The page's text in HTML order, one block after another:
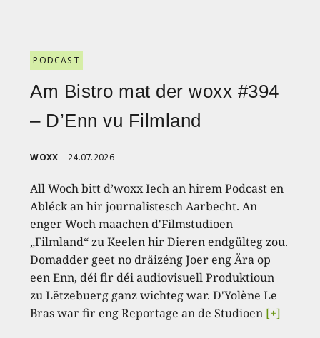
PODCAST
Am Bistro mat der woxx #394
– D’Enn vu Filmland
WOXX 24.07.2026
All Woch bitt d’woxx Iech an hirem Podcast en
Abléck an hir journalistesch Aarbecht. An
enger Woch maachen d'Filmstudioen
„Filmland“ zu Keelen hir Dieren endgülteg zou.
Domadder geet no dräizéng Joer eng Ära op
een Enn, déi fir déi audiovisuell Produktioun
zu Lëtzebuerg ganz wichteg war. D'Yolène Le
Bras war fir eng Reportage an de Studioen [+]